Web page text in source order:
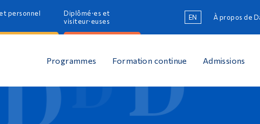
personnel
Diplômé·es et
visiteur·euses
EN À propos de
Programmes Formation continue Admissions